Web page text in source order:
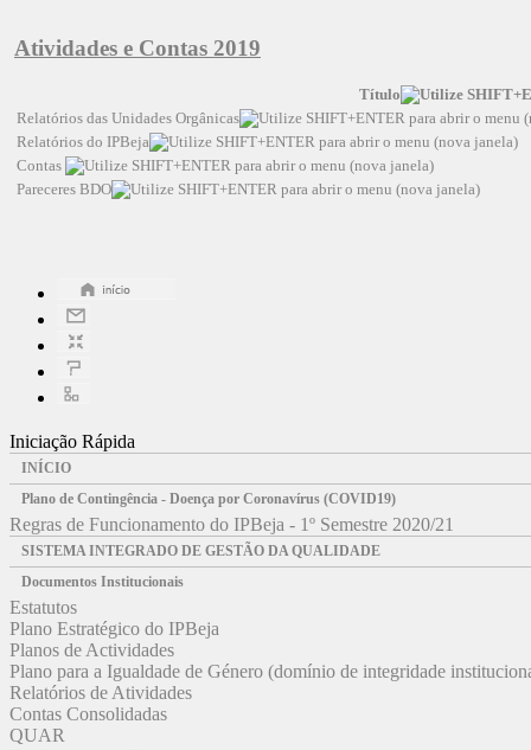
Atividades e Contas 2019
Título
Relatórios das Unidades Orgânicas
Relatórios do IPBeja
Contas
Pareceres BDO
Iniciação Rápida
INÍCIO
Plano de Contingência - Doença por Coronavírus (COVID19)
Regras de Funcionamento do IPBeja - 1º Semestre 2020/21
SISTEMA INTEGRADO DE GESTÃO DA QUALIDADE
Documentos Institucionais
Estatutos
Plano Estratégico do IPBeja
Planos de Actividades
Plano para a Igualdade de Género (domínio de integridade
Relatórios de Atividades
Contas Consolidadas
QUAR